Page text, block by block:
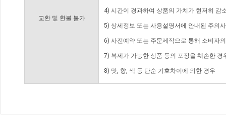
교환 및 환불 불가
4) 시간이 경과하여 상품의 가치가 현저히 감
5) 상세정보 또는 사용설명서에 안내된 주의
6) 사전예약 또는 주문제작으로 통해 소비자
7) 복제가 가능한 상품 등의 포장을 훼손한 경
8) 맛, 향, 색 등 단순 기호차이에 의한 경우